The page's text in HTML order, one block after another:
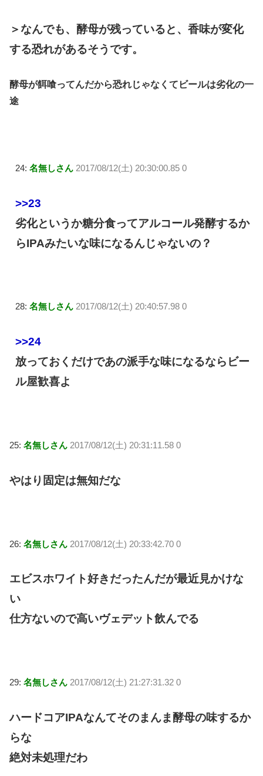
＞なんでも、酵母が残っていると、香味が変化
する恐れがあるそうです。
酵母が餌喰ってんだから恐れじゃなくてビールは劣化の一
途
24: 名無しさん 2017/08/12(土) 20:30:00.85 0
>>23
劣化というか糖分食ってアルコール発酵するか
らIPAみたいな味になるんじゃないの？
28: 名無しさん 2017/08/12(土) 20:40:57.98 0
>>24
放っておくだけであの派手な味になるならビー
ル屋歓喜よ
25: 名無しさん 2017/08/12(土) 20:31:11.58 0
やはり固定は無知だな
26: 名無しさん 2017/08/12(土) 20:33:42.70 0
エビスホワイト好きだったんだが最近見かけな
い
仕方ないので高いヴェデット飲んでる
29: 名無しさん 2017/08/12(土) 21:27:31.32 0
ハードコアIPAなんてそのまんま酵母の味するか
らな
絶対未処理だわ